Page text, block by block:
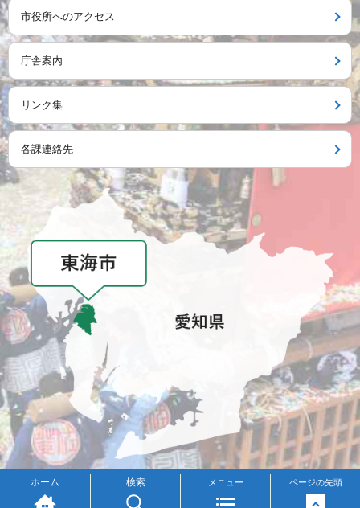
ホーム 検索 メニュー
市役所へのアクセス
庁舎案内
リンク集
各課連絡先